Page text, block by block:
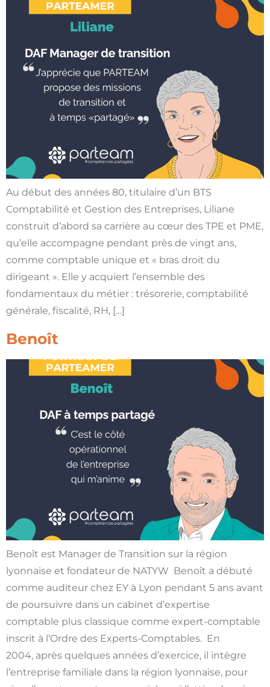
Au début des années 80, titulaire d’un BTS
Comptabilité et Gestion des Entreprises, Liliane
construit d’abord sa carrière au cœur des TPE et PME,
qu’elle accompagne pendant près de vingt ans,
comme comptable unique et « bras droit du
dirigeant ». Elle y acquiert l’ensemble des
fondamentaux du métier : trésorerie, comptabilité
générale, fiscalité, RH, […]
Benoît
Benoît est Manager de Transition sur la région
lyonnaise et fondateur de NATYW Benoît a débuté
comme auditeur chez EY à Lyon pendant 5 ans avant
de poursuivre dans un cabinet d’expertise
comptable plus classique comme expert-comptable
inscrit à l’Ordre des Experts-Comptables. En
2004, après quelques années d’exercice, il intègre
l’entreprise familiale dans la région lyonnaise, pour